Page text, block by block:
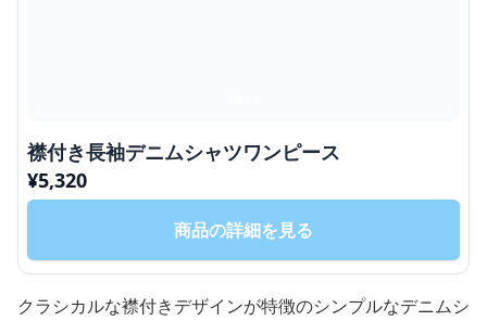
襟付き長袖デニムシャツワンピース
¥5,320
商品の詳細を見る
クラシカルな襟付きデザインが特徴のシンプルなデニムシ